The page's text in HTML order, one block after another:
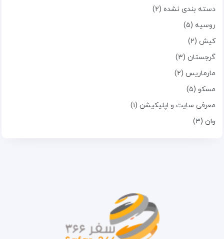
دسته بندی نشده (۲)
روسیه (۵)
کیش (۲)
گرجستان (۳)
مارماریس (۲)
مسکو (۵)
معرفی سایت و اپلیکیشن (۱)
وان (۳)